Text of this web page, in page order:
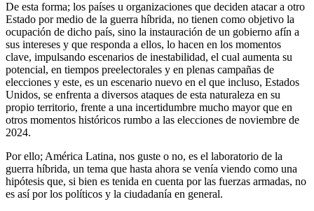
De esta forma; los países u organizaciones que deciden atacar a otro
Estado por medio de la guerra híbrida, no tienen como objetivo la
ocupación de dicho país, sino la instauración de un gobierno afín a
sus intereses y que responda a ellos, lo hacen en los momentos
clave, impulsando escenarios de inestabilidad, el cual aumenta su
potencial, en tiempos preelectorales y en plenas campañas de
elecciones y este, es un escenario nuevo en el que incluso, Estados
Unidos, se enfrenta a diversos ataques de esta naturaleza en su
propio territorio, frente a una incertidumbre mucho mayor que en
otros momentos históricos rumbo a las elecciones de noviembre de
2024.
Por ello; América Latina, nos guste o no, es el laboratorio de la
guerra híbrida, un tema que hasta ahora se venía viendo como una
hipótesis que, si bien es tenida en cuenta por las fuerzas armadas, no
es así por los políticos y la ciudadanía en general.